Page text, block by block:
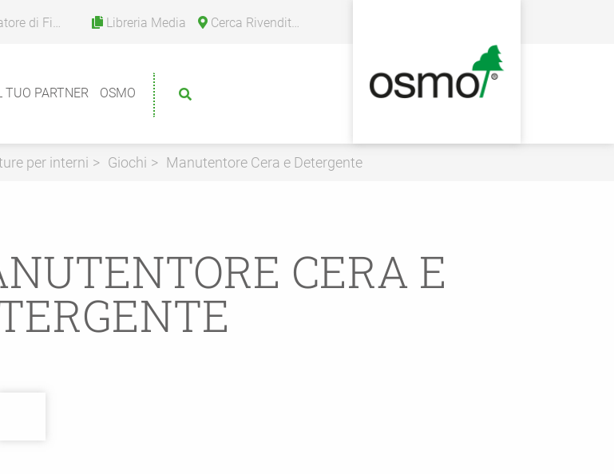
di Finitura Libreria Media Cerca Rivenditore
TUO PARTNER OSMO
per interni Giochi Manutentore Cera e Detergente
CERA E